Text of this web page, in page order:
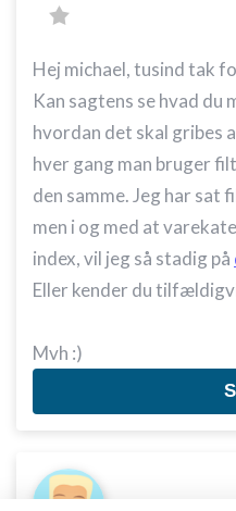
Hej michael, tusind tak
Kan sagtens se hvad du
hvordan det skal gribes
hver gang man bruger
den samme. Jeg har sat
men i og med at
index, vil jeg så stadig på
Eller kender du
Mvh :)